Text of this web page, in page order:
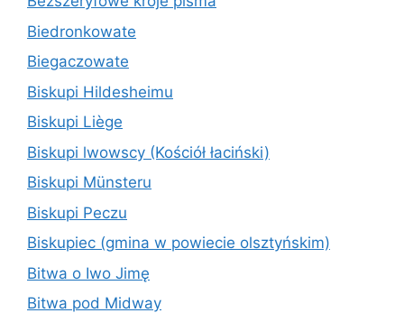
Biedronkowate
Biegaczowate
Biskupi Hildesheimu
Biskupi Liège
Biskupi lwowscy (Kościół łaciński)
Biskupi Münsteru
Biskupi Peczu
Biskupiec (gmina w powiecie olsztyńskim)
Bitwa o Iwo Jimę
Bitwa pod Midway